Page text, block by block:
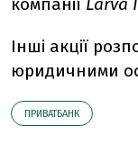
Інші акції
юридичними
ПРИВАТБАНК